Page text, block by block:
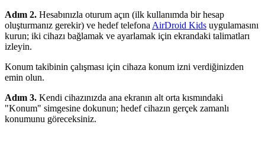
Adım 2. Hesabınızla oturum açın (ilk kullanımda bir hesap
oluşturmanız gerekir) ve hedef telefonaAirDroid Kids uygulamasını
kurun; iki cihazı bağlamak ve ayarlamak için ekrandaki talimatları
izleyin.
Konum takibinin çalışması için cihaza konum izni verdiğinizden
emin olun.
Adım 3. Kendi cihazınızda ana ekranın alt orta kısmındaki
"Konum" simgesine dokunun; hedef cihazın gerçek zamanlı
konumunu göreceksiniz.